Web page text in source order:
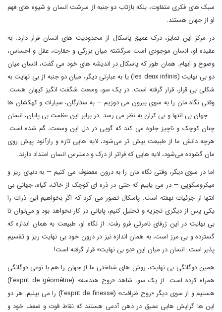
سبک های فکری متفاوت، بلکه بازتاب دو جنبه از سرشت انسان و شیوه های فهم
او از جهان هستند.
در مرکز این تمایز، درک عمیق پاسکال از محدودیت های انسان قرار دارد. به
عقیده او، انسان موجودی است سرگشته میان بزرگی و حقارت، عقل و احساس،
وضوح و ابهام. همان طور که پاسکال در اندیشه های خود می گفت، انسان میان
دو بی نهایت (les deux infinis) یا به عبارتی دیگر، میان دو جنبه از بی نهایت به
شکلی بی قرار، قرار گرفته است. در یک سو، وسعت شگفت انگیز کیهان هست.
وقتی نگاه مان را به سوی بیرون می دوزیم — به ستارگان، سیارات و کهکشان ها
— جهان بی انتها و بی کران به نظر می رسد. در برابر این عظمت بی پایان، انسان
چنان کوچک و ناچیز جلوه می کند که گویی در دل این وسعت، گم شده است.
هرچه دانش ما از طبیعت بیش تر می‌شود، لایه هایی تازه و رازآلود پیش روی
مان گشوده می‌شود، لایه هایی که فراتر از درک و دسترس انسان امتداد دارند.
اما در سوی دیگر، وقتی نگاه مان را به درون معطوف می کنیم — به دنیای ریز و
میکروسکوپی — در می یابیم که حتی در ذره ای کوچک از خاک، گیاه، جهانی بی
انتها از جزئیات نهفته است. پاسکال تصور می کرد که اگر بخواهیم این ذرات را
یکی پس از دیگری تجزیه و تحلیل کنیم، پایانی در کار نخواهد بود و می‌توان تا
بی نهایت در این ژرفای نامرئی فرو رفت. از نگاه او، طبیعت به همان اندازه که
گسترده و بی مرز است، به همان اندازه نیز در درون خود بی نهایت ریز و تقسیم
پذیر است. انسان در میان این «دو بی نهایت» قرار گرفته است!
همین دوگانگی بی نهایت، روش های شناختی ما از جهان را هم با نوعی دوگانگی
همراه کرده است. از یک سو، شاهد «روح هندسه» (l’esprit de géométrie)
هستیم و از سوی دیگر «روح ظرافت» (l’esprit de finesse) را می بینیم. هر دو
این ها گرایش هایی عمیق در ذهن آدمی هستند که نقاط قوت و ضعف خود و